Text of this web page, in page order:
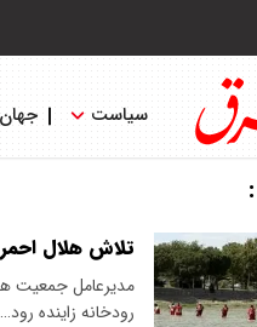
سیاست جهان
تلاش هلال
رودخانه زاینده رود…